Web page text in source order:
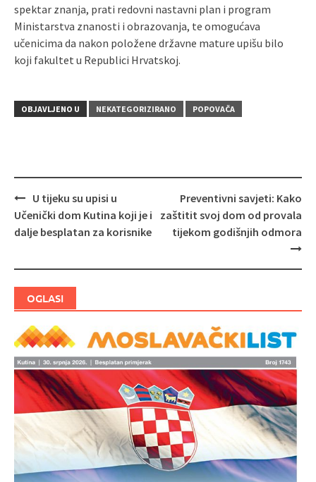
spektar znanja, prati redovni nastavni plan i program
Ministarstva znanosti i obrazovanja, te omogućava
učenicima da nakon položene državne mature upišu bilo
koji fakultet u Republici Hrvatskoj.
OBJAVLJENO U NEKATEGORIZIRANO POPOVAČA
Navigacija
objava
U tijeku su upisi u
Učenički dom Kutina koji je i
dalje besplatan za korisnike
Preventivni savjeti: Kako
zaštitit svoj dom od provala
tijekom godišnjih odmora
OGLASI